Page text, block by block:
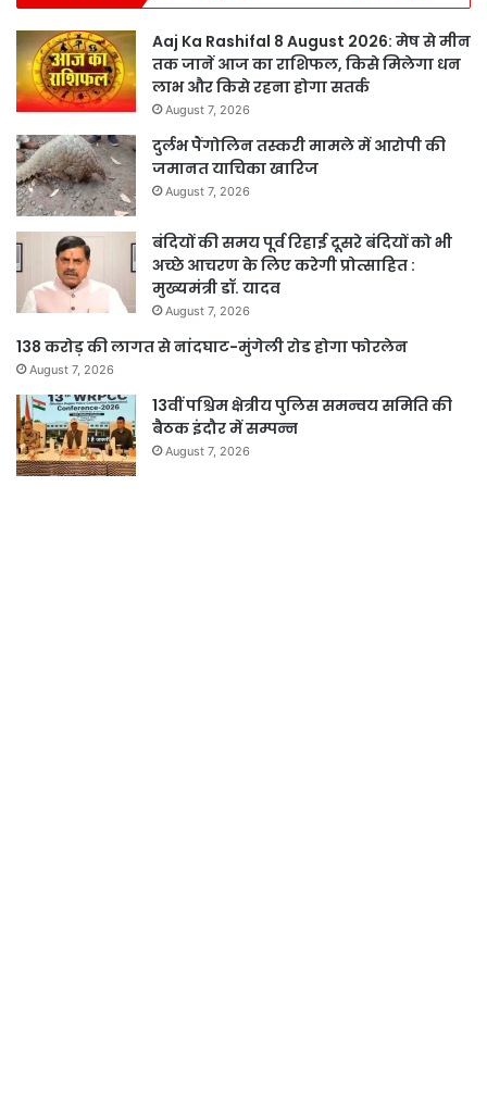
Aaj Ka Rashifal 8 August 2026: मेष से मीन
तक जानें आज का राशिफल, किसे मिलेगा धन
लाभ और किसे रहना होगा सतर्क
August 7, 2026
दुर्लभ पैंगोलिन तस्करी मामले में आरोपी की
जमानत याचिका खारिज
August 7, 2026
बंदियों की समय पूर्व रिहाई दूसरे बंदियों को भी
अच्छे आचरण के लिए करेगी प्रोत्साहित :
मुख्यमंत्री डॉ. यादव
August 7, 2026
138 करोड़ की लागत से नांदघाट-मुंगेली रोड होगा फोरलेन
August 7, 2026
13वीं पश्चिम क्षेत्रीय पुलिस समन्वय समिति की
बैठक इंदौर में सम्पन्न
August 7, 2026